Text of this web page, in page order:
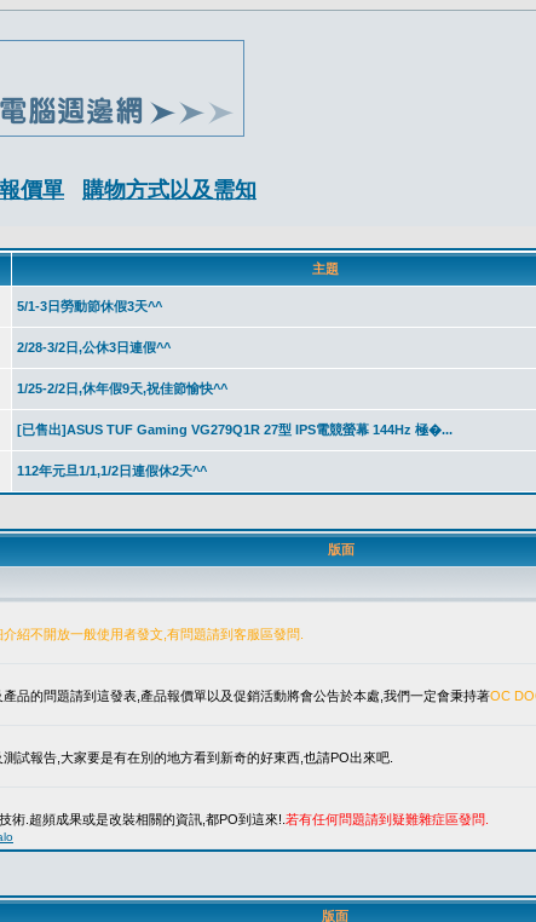
價單 購物方式以及需知
版面
紹不開放一般使用者發文,有問題請到客服區發問.
品的問題請到這發表,產品報價單以及促銷活動將會公告於本處,我們一定會秉持著OC
試報告,大家要是有在別的地方看到新奇的好東西,也請PO出來吧.
術.超頻成果或是改裝相關的資訊,都PO到這來!. 若有任何問題請到疑難雜症區發問.
版面